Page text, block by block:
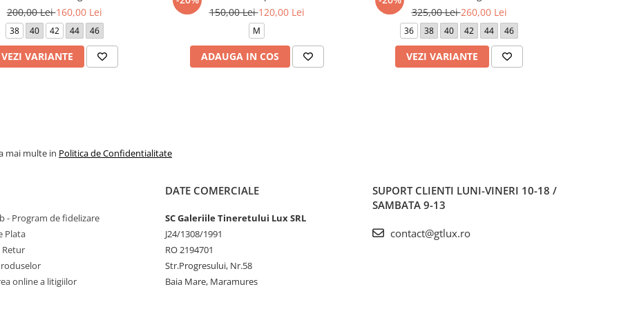
200,00 Lei160,00 Lei
38 40 42 44 46
VEZI VARIANTE
150,00 Lei120,00 Lei
M
ADAUGA IN COS
325,00 Lei260,00 Lei
36 38 40 42 44 46
VEZI VARIANTE
mai multe in Politica de Confidentialitate
- Program de fidelizare
Plata
Retur
online a litigiilor
DATE COMERCIALE
SC Galeriile Tineretului Lux SRL
J24/1308/1991
RO 2194701
Str.Progresului, Nr.58
Baia Mare, Maramures
SUPORT CLIENTI LUNI-VINERI 10-18 /
SAMBATA 9-13
contact@gtlux.ro